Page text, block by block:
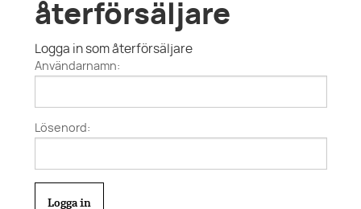
återförsäljare
Logga in som återförsäljare
Användarnamn:
Lösenord: